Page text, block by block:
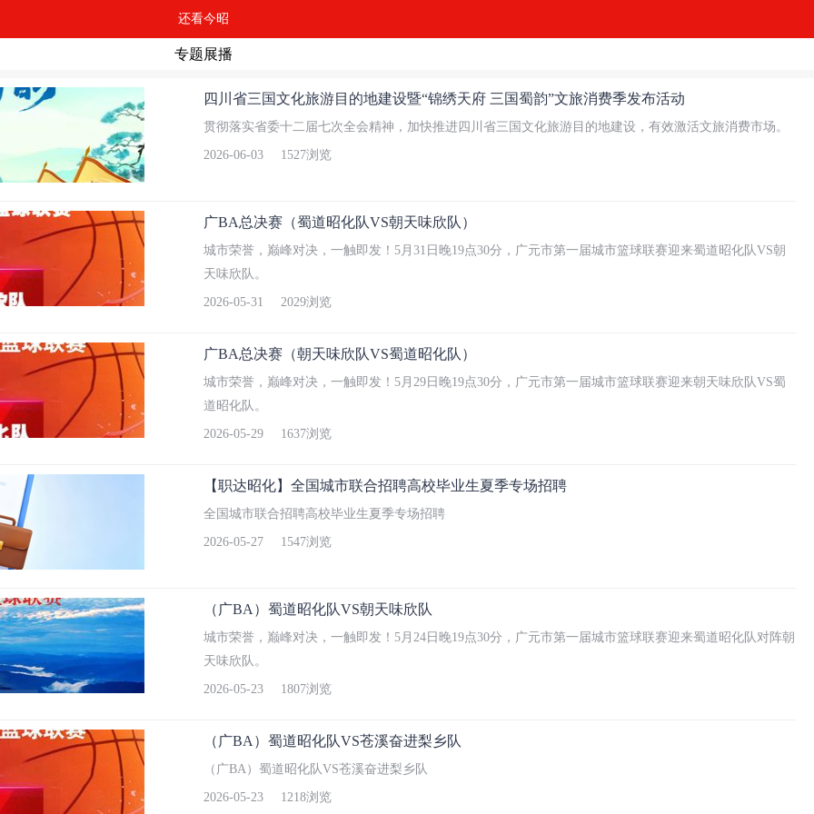
还看今昭
专题展播
四川省三国文化旅游目的地建设暨“锦绣天府 三国蜀韵”文旅消费季发布活动
贯彻落实省委⼗⼆届七次全会精神，加快推进四川省三国⽂化旅游⽬的地建设，有效激活⽂旅消费市场。
2026-06-03 1527浏览
广BA总决赛（蜀道昭化队VS朝天味欣队）
城市荣誉，巅峰对决，一触即发！5月31日晚19点30分，广元市第一届城市篮球联赛迎来蜀道昭化队VS朝
天味欣队。
2026-05-31 2029浏览
广BA总决赛（朝天味欣队VS蜀道昭化队）
城市荣誉，巅峰对决，一触即发！5月29日晚19点30分，广元市第一届城市篮球联赛迎来朝天味欣队VS蜀
道昭化队。
2026-05-29 1637浏览
【职达昭化】全国城市联合招聘高校毕业生夏季专场招聘
全国城市联合招聘高校毕业生夏季专场招聘
2026-05-27 1547浏览
（广BA）蜀道昭化队VS朝天味欣队
城市荣誉，巅峰对决，一触即发！5月24日晚19点30分，广元市第一届城市篮球联赛迎来蜀道昭化队对阵朝
天味欣队。
2026-05-23 1807浏览
（广BA）蜀道昭化队VS苍溪奋进梨乡队
（广BA）蜀道昭化队VS苍溪奋进梨乡队
2026-05-23 1218浏览